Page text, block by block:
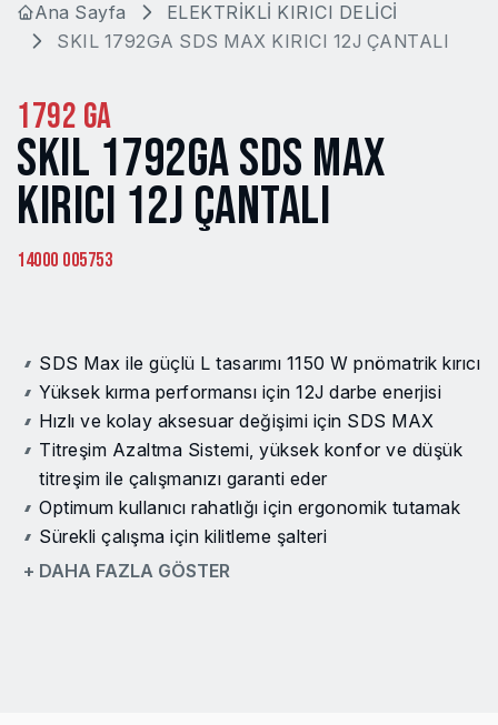
Ana Sayfa
ELEKTRİKLİ KIRICI DELİCİ
SKIL 1792GA SDS MAX KIRICI 12J ÇANTALI
1792 GA
SKIL 1792GA SDS MAX
KIRICI 12J ÇANTALI
14000 005753
SDS Max ile güçlü L tasarımı 1150 W pnömatrik kırıcı
Yüksek kırma performansı için 12J darbe enerjisi
Hızlı ve kolay aksesuar değişimi için SDS MAX
Titreşim Azaltma Sistemi, yüksek konfor ve düşük
titreşim ile çalışmanızı garanti eder
Optimum kullanıcı rahatlığı için ergonomik tutamak
Sürekli çalışma için kilitleme şalteri
Rahat kullanım ve optimum kontrol için yumuşak
+ DAHA FAZLA GÖSTER